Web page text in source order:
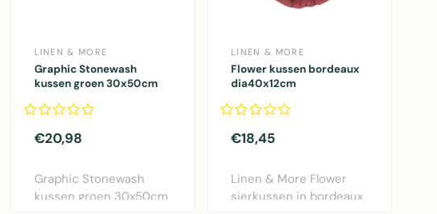
LINEN & MORE
Graphic Stonewash
kussen groen 30x50cm
€20,98
Graphic Stonewash
kussen groen 30x50cm
LINEN & MORE
Flower kussen bordeaux
dia40x12cm
€18,45
Linen & More Flower
sierkussen in bordeaux